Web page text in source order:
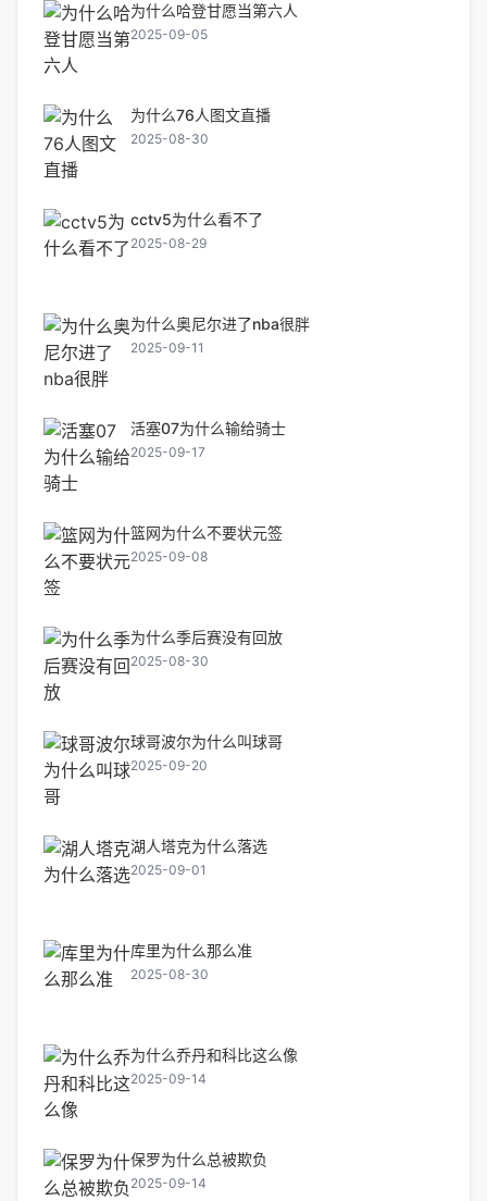
为什么哈登甘愿当第六人
2025-09-05
为什么76人图文直播
2025-08-30
cctv5为什么看不了
2025-08-29
为什么奥尼尔进了nba很胖
2025-09-11
活塞07为什么输给骑士
2025-09-17
篮网为什么不要状元签
2025-09-08
为什么季后赛没有回放
2025-08-30
球哥波尔为什么叫球哥
2025-09-20
湖人塔克为什么落选
2025-09-01
库里为什么那么准
2025-08-30
为什么乔丹和科比这么像
2025-09-14
保罗为什么总被欺负
2025-09-14